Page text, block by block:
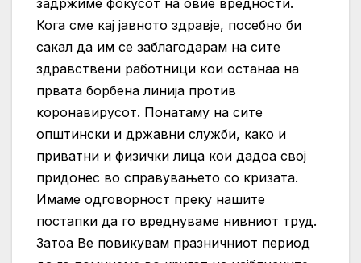
Кога сме кај јавното здравје, посебно би
сакал да им се заблагодарам на сите
здравствени работници кои останаа на
првата борбена линија против
коронавирусот. Понатаму на сите
општински и државни служби, како и
приватни и физички лица кои дадоа свој
придонес во справувањето со кризата.
Имаме одговорност преку нашите
постапки да го вреднуваме нивниот труд.
Затоа Ве повикувам празничниот период